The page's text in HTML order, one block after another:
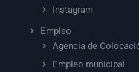
Instagram
Empleo
Agencia de
Empleo municipal